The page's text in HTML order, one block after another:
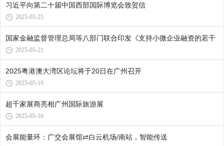
习近平向第二十届中国西部国际博览会致贺信
2025-05-25
国家金融监督管理总局等八部门联合印发《支持小微企业融资的若干
2025-05-21
2025粤港澳大湾区论坛将于20日在广州召开
2025-05-19
超千家展商亮相广州国际旅游展
2025-05-16
会展能量环：广交会展馆⇄白云机场/南站，智能传送